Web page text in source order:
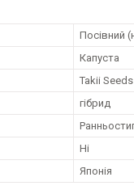
Посівний
Капуста
Takii Seeds
гібрид
Ні
Японія